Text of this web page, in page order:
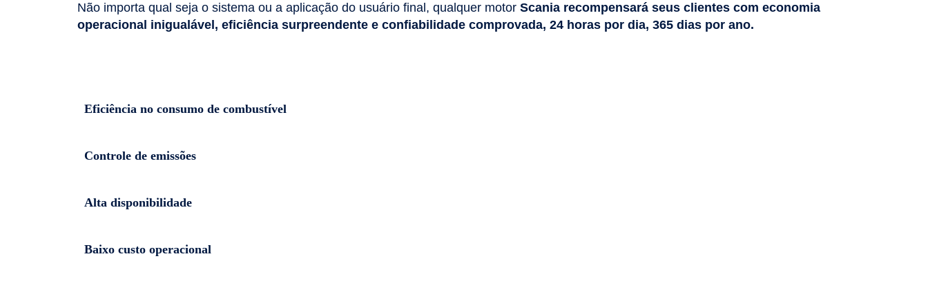
Não importa qual seja o sistema ou a aplicação do usuário final, qualquer motor Scania recompensará seus clientes com economia
operacional inigualável, eficiência surpreendente e confiabilidade comprovada, 24 horas por dia, 365 dias por ano.
Eficiência no consumo de combustível
Controle de emissões
Alta disponibilidade
Baixo custo operacional